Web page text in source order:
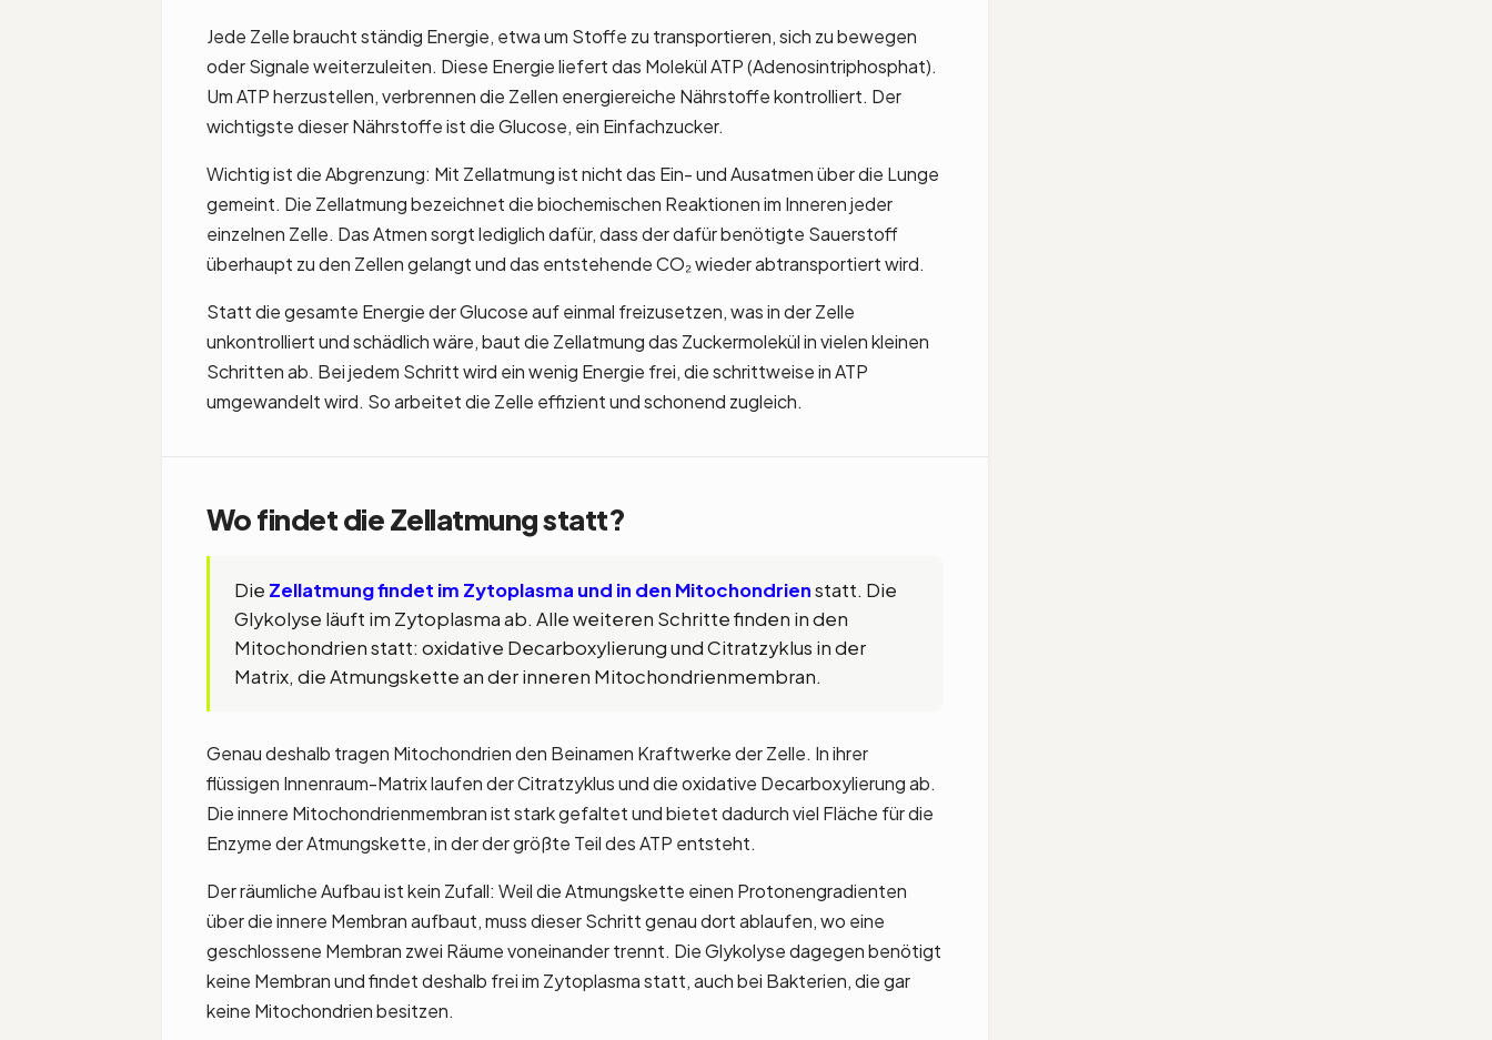
Jede Zelle braucht ständig Energie, etwa um Stoffe zu transportieren, sich zu bewegen
oder Signale weiterzuleiten. Diese Energie liefert das Molekül ATP (Adenosintriphosphat).
Um ATP herzustellen, verbrennen die Zellen energiereiche Nährstoffe kontrolliert. Der
wichtigste dieser Nährstoffe ist die Glucose, ein Einfachzucker.
Wichtig ist die Abgrenzung: Mit Zellatmung ist nicht das Ein- und Ausatmen über die Lunge
gemeint. Die Zellatmung bezeichnet die biochemischen Reaktionen im Inneren jeder
einzelnen Zelle. Das Atmen sorgt lediglich dafür, dass der dafür benötigte Sauerstoff
überhaupt zu den Zellen gelangt und das entstehende CO₂ wieder abtransportiert wird.
Statt die gesamte Energie der Glucose auf einmal freizusetzen, was in der Zelle
unkontrolliert und schädlich wäre, baut die Zellatmung das Zuckermolekül in vielen kleinen
Schritten ab. Bei jedem Schritt wird ein wenig Energie frei, die schrittweise in ATP
umgewandelt wird. So arbeitet die Zelle effizient und schonend zugleich.
Wo findet die Zellatmung statt?
Die Zellatmung findet im Zytoplasma und in den Mitochondrienstatt. Die
Glykolyse läuft im Zytoplasma ab. Alle weiteren Schritte finden in den
Mitochondrien statt: oxidative Decarboxylierung und Citratzyklus in der
Matrix, die Atmungskette an der inneren Mitochondrienmembran.
Genau deshalb tragen Mitochondrien den Beinamen Kraftwerke der Zelle. In ihrer
flüssigen Innenraum-Matrix laufen der Citratzyklus und die oxidative Decarboxylierung ab.
Die innere Mitochondrienmembran ist stark gefaltet und bietet dadurch viel Fläche für die
Enzyme der Atmungskette, in der der größte Teil des ATP entsteht.
Der räumliche Aufbau ist kein Zufall: Weil die Atmungskette einen Protonengradienten
über die innere Membran aufbaut, muss dieser Schritt genau dort ablaufen, wo eine
geschlossene Membran zwei Räume voneinander trennt. Die Glykolyse dagegen benötigt
keine Membran und findet deshalb frei im Zytoplasma statt, auch bei Bakterien, die gar
keine Mitochondrien besitzen.